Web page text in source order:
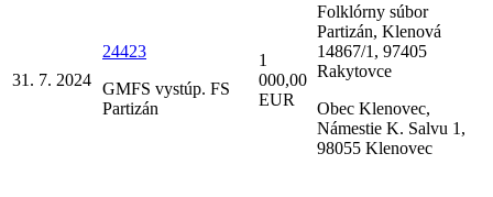
31. 7. 2024
24423
GMFS vystúp. FS
Partizán
1
000,00
EUR
Folklórny súbor
Partizán, Klenová
14867/1, 97405
Rakytovce
Obec Klenovec,
Námestie K. Salvu 1,
98055 Klenovec